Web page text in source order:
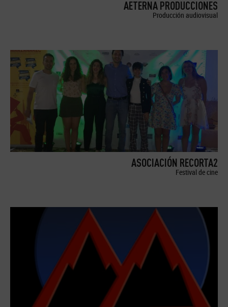
AETERNA PRODUCCIONES
Producción audiovisual
ASOCIACIÓN RECORTA2
Festival de cine